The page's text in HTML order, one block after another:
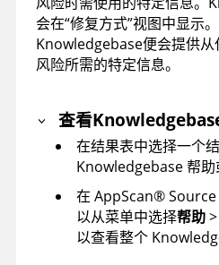
会在“修复方式”视图中显示
Knowledgebase便会提供
风险所需的特定信息。
查看
在结果表中选择一个
Knowledgebase帮助
在 AppScan®
以从菜单中选择帮助>
以查看整个